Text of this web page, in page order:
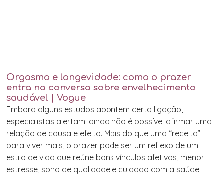
Orgasmo e longevidade: como o prazer
entra na conversa sobre envelhecimento
saudável | Vogue
Embora alguns estudos apontem certa ligação,
especialistas alertam: ainda não é possível afirmar uma
relação de causa e efeito. Mais do que uma “receita”
para viver mais, o prazer pode ser um reflexo de um
estilo de vida que reúne bons vínculos afetivos, menor
estresse, sono de qualidade e cuidado com a saúde.